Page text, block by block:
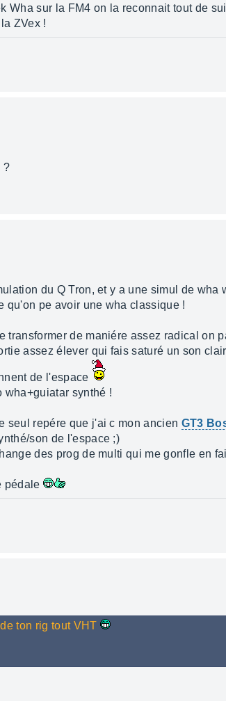
Wha sur la FM4 on la reconnait tout de
ZVex !
?
du Q Tron, et y a une simul de wha
qu'on pe avoir une wha classique !
transformer de maniére assez radical on
assez élever qui fais saturé un son
de l'espace
wha+guiatar synthé !
seul repére que j'ai c mon ancien GT3
son de l'espace ;)
des prog de multi qui me gonfle en
pédale
ton rig tout VHT